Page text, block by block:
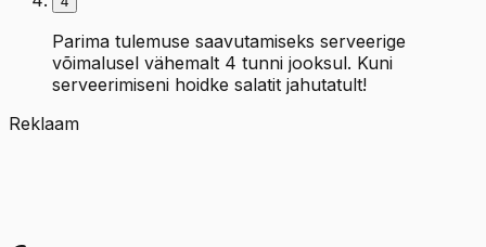
Parima tulemuse saavutamiseks serveerige
võimalusel vähemalt 4 tunni jooksul. Kuni
serveerimiseni hoidke salatit jahutatult!
Reklaam